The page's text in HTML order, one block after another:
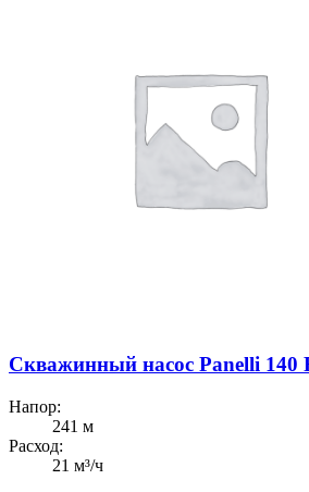
Скважинный насос Panelli 140
Напор:
241 м
Расход:
21 м³/ч